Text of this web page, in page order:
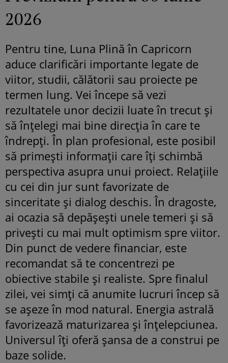
2026
Pentru tine, Luna Plină în Capricorn
aduce clarificări importante legate de
viitor, studii, călătorii sau proiecte pe
termen lung. Vei începe să vezi
rezultatele unor decizii luate în trecut și
să înțelegi mai bine direcția în care te
îndrepți. În plan profesional, este posibil
să primești informații care îți schimbă
perspectiva asupra unui proiect. Relațiile
cu cei din jur sunt favorizate de
sinceritate și dialog deschis. În dragoste,
ai ocazia să depășești unele temeri și să
privești cu mai mult optimism spre viitor.
Din punct de vedere financiar, este
recomandat să te concentrezi pe
obiective stabile și realiste. Spre finalul
zilei, vei simți că anumite lucruri încep să
se așeze în mod natural. Energia astrală
favorizează maturizarea și înțelepciunea.
Universul îți oferă șansa de a construi pe
baze solide.